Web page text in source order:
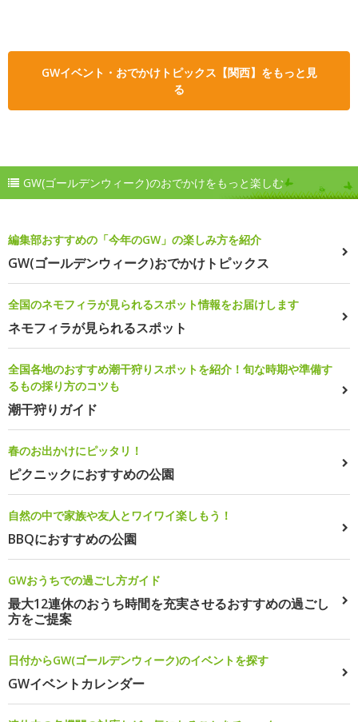
GWイベント・おでかけトピックス【関西】をもっと見
る
GW(ゴールデンウィーク)のおでかけをもっと楽しむ
編集部おすすめの「今年のGW」の楽しみ方を紹介
GW(ゴールデンウィーク)おでかけトピックス
全国のネモフィラが見られるスポット情報をお届けします
ネモフィラが見られるスポット
全国各地のおすすめ潮干狩りスポットを紹介！旬な時期や準備す
るもの採り方のコツも
潮干狩りガイド
春のお出かけにピッタリ！
ピクニックにおすすめの公園
自然の中で家族や友人とワイワイ楽しもう！
BBQにおすすめの公園
GWおうちでの過ごし方ガイド
最大12連休のおうち時間を充実させるおすすめの過ごし
方をご提案
日付からGW(ゴールデンウィーク)のイベントを探す
GWイベントカレンダー